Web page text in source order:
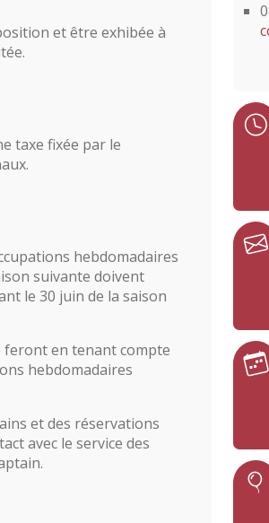
et être exhibée à
taxe fixée par le
hebdomadaires
suivante doivent
le 30 juin de la saison
feront en tenant compte
hebdomadaires
et des réservations
avec le service des